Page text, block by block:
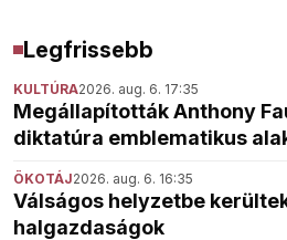
Legfrissebb
KULTÚRA2026. aug. 6. 17:35
Megállapították Anthony
diktatúra emblematikus
ÖKOTÁJ2026. aug. 6. 16:35
Válságos helyzetbe
halgazdaságok